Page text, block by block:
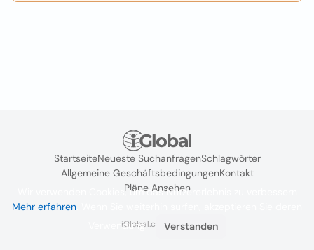
StartseiteNeueste SuchanfragenSchlagwörter
Allgemeine GeschäftsbedingungenKontakt
Pläne Ansehen
iGlobal.co @ 2024
Wir verwenden Cookies, um das Nutzererlebnis zu verbessern
Mehr erfahren
Verwendung.
Verstanden